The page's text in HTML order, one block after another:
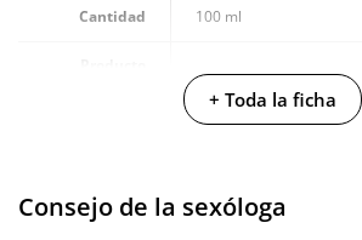
Cantidad 100 ml
Envío discreto Paquete discreto y
+ Toda la ficha
Consejo de la sexóloga